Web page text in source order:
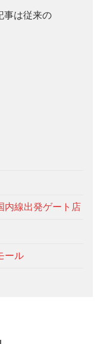
事は従来の
内線出発ゲート店
ール